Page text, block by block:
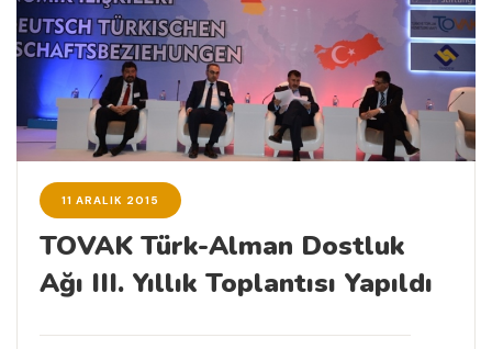
11 ARALIK 2015
TOVAK Türk-Alman Dostluk
Ağı III. Yıllık Toplantısı Yapıldı